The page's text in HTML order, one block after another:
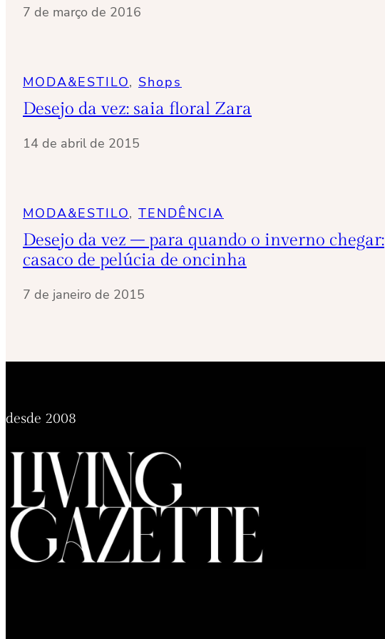
7 de março de 2016
MODA&ESTILO, Shops
Desejo da vez: saia floral Zara
14 de abril de 2015
MODA&ESTILO, TENDÊNCIA
Desejo da vez – para quando o inverno chegar:
casaco de pelúcia de oncinha
7 de janeiro de 2015
desde 2008